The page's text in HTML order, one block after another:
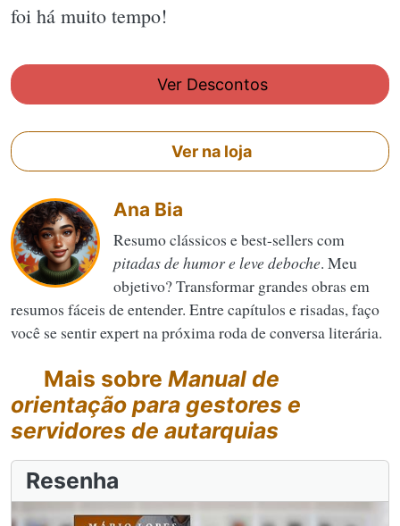
foi há muito tempo!
Ver Descontos
Ver na loja
Ana Bia
Resumo clássicos e best-sellers com
pitadas de humor e leve deboche. Meu
objetivo? Transformar grandes obras em
resumos fáceis de entender. Entre capítulos e risadas, faço
você se sentir expert na próxima roda de conversa literária.
Mais sobre Manual de
orientação para gestores e
servidores de autarquias
Resenha